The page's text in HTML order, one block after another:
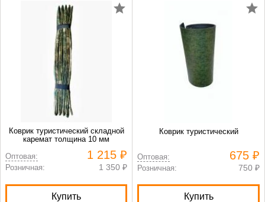
Коврик туристический складной
каремат толщина 10 мм
Оптовая:
1 215 ₽
Розничная: 1 350 ₽
Купить
Коврик туристический
Оптовая: 675 ₽
Розничная: 750 ₽
Купить